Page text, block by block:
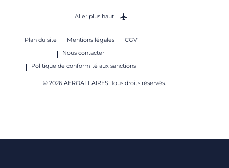
Plan du site Mentions légales
CGV
Nous contacter
Politique de conformité aux sanctions
© 2026 AEROAFFAIRES. Tous droits réservés.
Aller plus haut